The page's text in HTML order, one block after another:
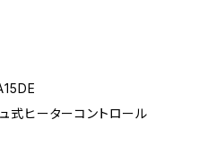
式ヒーターコントロール